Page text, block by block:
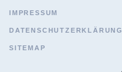
IMPRESSUM
DATENSCHUTZERKLÄRUNG
SITEMAP